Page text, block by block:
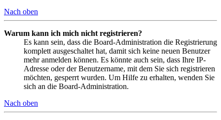
Nach oben
Warum kann ich mich nicht registrieren?
Es kann sein, dass die Board-Administration die Registrierung
komplett ausgeschaltet hat, damit sich keine neuen Benutzer
mehr anmelden können. Es könnte auch sein, dass Ihre IP-
Adresse oder der Benutzername, mit dem Sie sich registrieren
möchten, gesperrt wurden. Um Hilfe zu erhalten, wenden Sie
sich an die Board-Administration.
Nach oben